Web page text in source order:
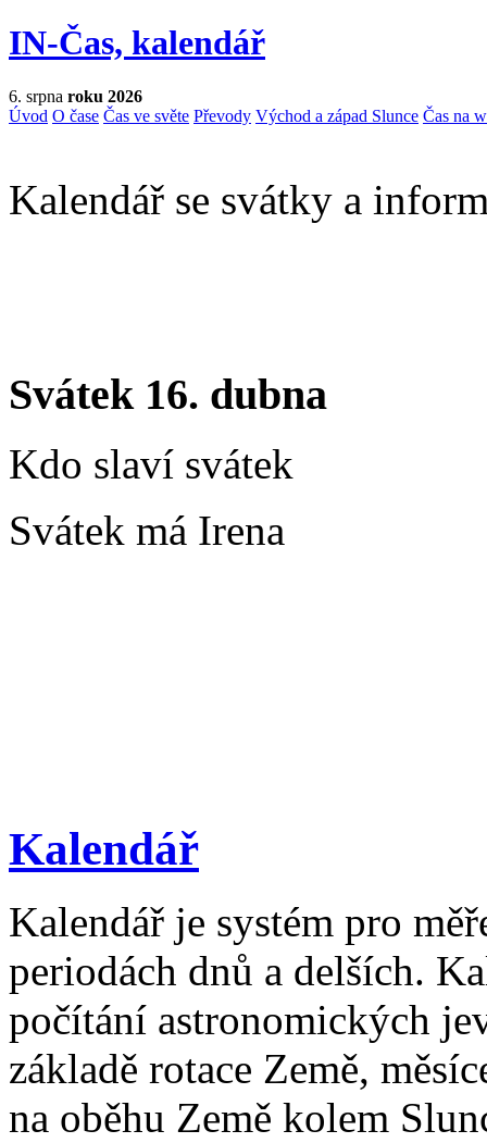
IN-Čas, kalendář
6. srpna roku 2026
Úvod O čase Čas ve světe Převody Východ a západ Slunce Čas na
Kalendář se svátky a
Svátek 16. dubna
Kdo slaví svátek
Svátek má Irena
Kalendář
Kalendář je systém pro
periodách dnů a delších.
počítání astronomických
základě rotace Země,
na oběhu Země kolem